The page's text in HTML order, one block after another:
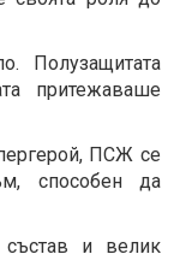
Полузащитата
притежаваше
ПСЖ се
способен да
и велик